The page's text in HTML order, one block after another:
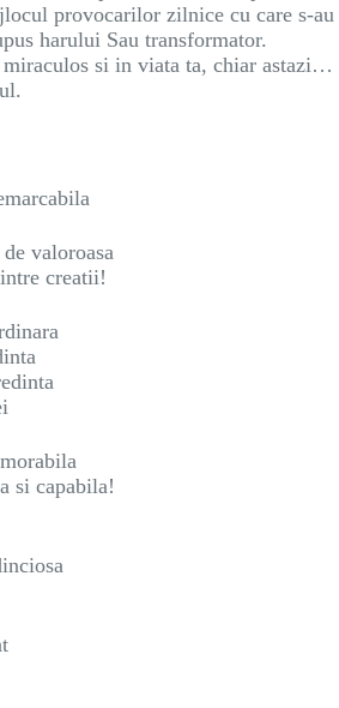
provocarilor zilnice cu care s-au
harului Sau transformator.
miraculos si in viata ta, chiar astazi…
valoroasa
creatii!
si capabila!